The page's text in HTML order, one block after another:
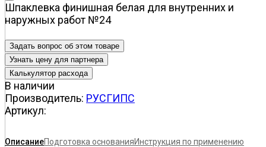
Шпаклевка финишная белая для внутренних и
наружных работ №24
Задать вопрос об этом товаре
Узнать цену для партнера
В наличии
Производитель: РУСГИПС
Артикул:
ОписаниеПодготовка основанияИнструкция по применению